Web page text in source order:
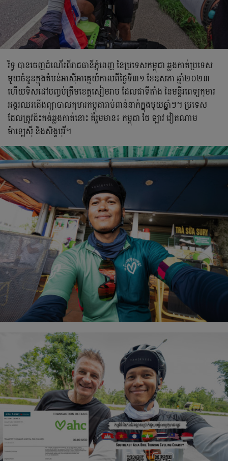
រិទ្ធ បានចេញដំណើរពីរាជធានីភ្នំពេញ នៃប្រទេសកម្ពុជា ឆ្លងកាត់ប្រទេស
មួយចំនួនក្នុងតំបន់អាស៊ីអាគ្នេយ៍កាលពីថ្ងៃទី៣១ ខែឧសភា ឆ្នាំ២០២៣
ហើយទិសដៅបញ្ចប់ត្រឹមខេត្ដសៀមរាប ដែលជាទីតាំង នៃមន្ទីរពេទ្យកុមារ
អង្គរឈរជើងព្យាបាលកុមារកម្ពុជារាប់ពាន់នាក់ក្នុងមួយឆ្នាំៗ។ ប្រទេស
ដែលត្រូវជិះកង់ឆ្លងកាត់នោះ គឺរួមមាន៖ កម្ពុជា ថៃ ឡាវ វៀតណាម
ម៉ាឡេស៊ី និងសិង្ហបុរី។